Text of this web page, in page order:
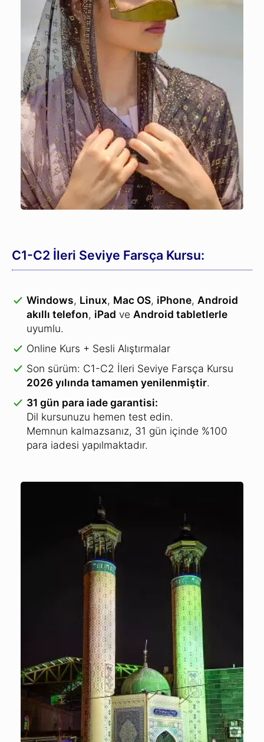
C1-C2 İleri Seviye Farsça Kursu:
Windows, Linux, Mac OS, iPhone, Android
akıllı telefon, iPad ve Android tabletlerle
uyumlu.
Online Kurs + Sesli Alıştırmalar
Son sürüm: C1-C2 İleri Seviye Farsça Kursu
2026 yılında tamamen yenilenmiştir.
31 gün para iade garantisi:
Dil kursunuzu hemen test edin.
Memnun kalmazsanız, 31 gün içinde %100
para iadesi yapılmaktadır.